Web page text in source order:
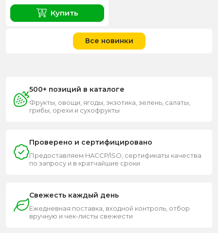
Купить
Все новинки
500+ позиций в каталоге
Фрукты, овощи, ягоды, экзотика, зелень, салаты,
грибы, орехи и сухофрукты
Проверено и сертифицировано
Предоставляем HACCP/ISO, сертификаты качества
по запросу и в кратчайшие сроки
Свежесть каждый день
Ежедневная поставка, входной контроль, отбор
вручную и чек-листы свежести